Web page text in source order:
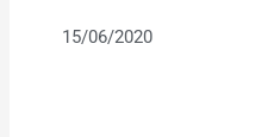
15/06/2020